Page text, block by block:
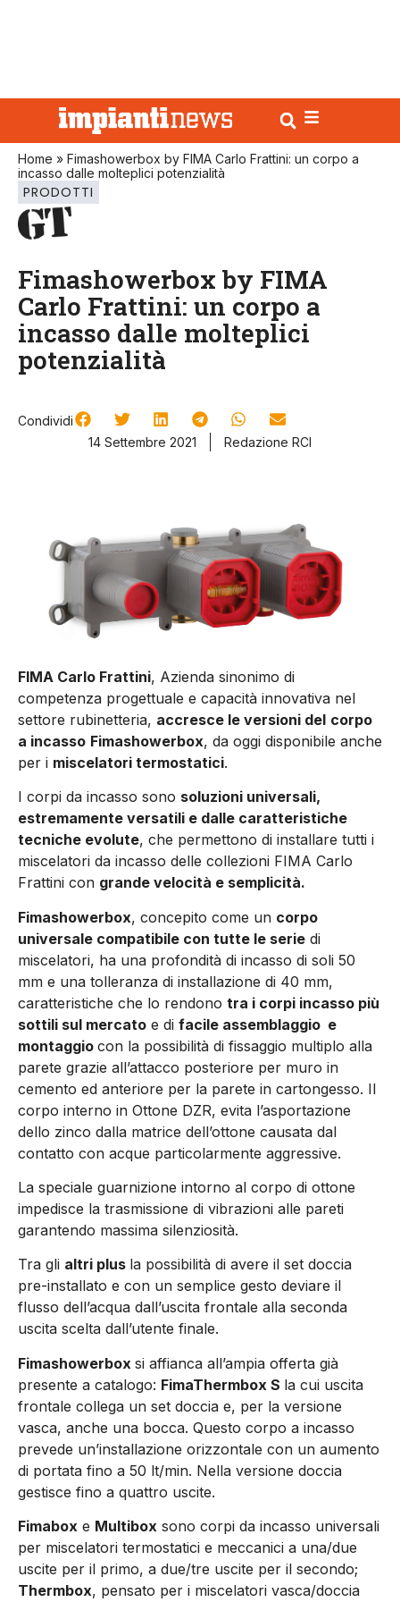
Home » Fimashowerbox by FIMA Carlo Frattini: un corpo a
incasso dalle molteplici potenzialità
PRODOTTI
Fimashowerbox by FIMA
Carlo Frattini: un corpo a
incasso dalle molteplici
potenzialità
Condividi
14 Settembre 2021
Redazione RCI
FIMA Carlo Frattini, Azienda sinonimo di
competenza progettuale e capacità innovativa nel
settore rubinetteria, accresce le versioni del corpo
a incasso Fimashowerbox, da oggi disponibile anche
per i miscelatori termostatici.
I corpi da incasso sono soluzioni universali,
estremamente versatili e dalle caratteristiche
tecniche evolute, che permettono di installare tutti i
miscelatori da incasso delle collezioni FIMA Carlo
Frattini con grande velocità e semplicità.
Fimashowerbox, concepito come un corpo
universale compatibile con tutte le serie di
miscelatori, ha una profondità di incasso di soli 50
mm e una tolleranza di installazione di 40 mm,
caratteristiche che lo rendono tra i corpi incasso più
sottili sul mercato e di facile assemblaggio e
montaggio con la possibilità di fissaggio multiplo alla
parete grazie all’attacco posteriore per muro in
cemento ed anteriore per la parete in cartongesso. Il
corpo interno in Ottone DZR, evita l’asportazione
dello zinco dalla matrice dell’ottone causata dal
contatto con acque particolarmente aggressive.
La speciale guarnizione intorno al corpo di ottone
impedisce la trasmissione di vibrazioni alle pareti
garantendo massima silenziosità.
Tra gli altri plus la possibilità di avere il set doccia
pre-installato e con un semplice gesto deviare il
flusso dell’acqua dall’uscita frontale alla seconda
uscita scelta dall’utente finale.
Fimashowerbox si affianca all’ampia offerta già
presente a catalogo: FimaThermbox S la cui uscita
frontale collega un set doccia e, per la versione
vasca, anche una bocca. Questo corpo a incasso
prevede un’installazione orizzontale con un aumento
di portata fino a 50 lt/min. Nella versione doccia
gestisce fino a quattro uscite.
Fimabox e Multibox sono corpi da incasso universali
per miscelatori termostatici e meccanici a una/due
uscite per il primo, a due/tre uscite per il secondo;
Thermbox, pensato per i miscelatori vasca/doccia